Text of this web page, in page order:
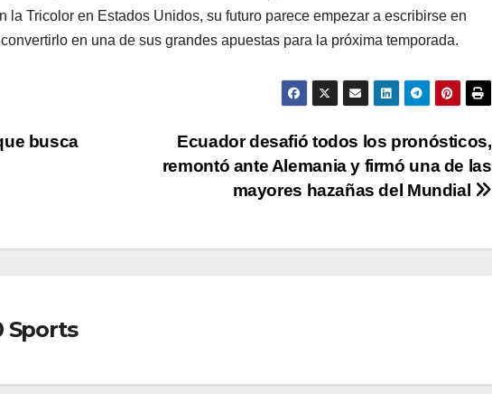
la Tricolor en Estados Unidos, su futuro parece empezar a escribirse en
en una de sus grandes apuestas para la próxima temporada.
Ecuador desafió todos los pronósticos,
remontó ante Alemania y firmó una de las
mayores hazañas del Mundial
busca
Sports